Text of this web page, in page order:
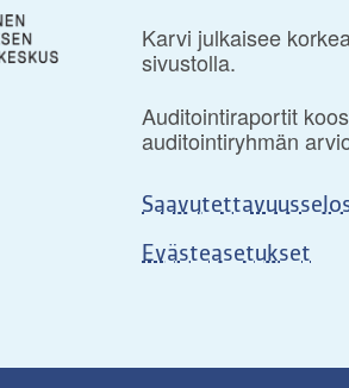
Karvi julkaisee
sivustolla.
Auditointiraportit
auditointiryhmän
Evästeasetukset